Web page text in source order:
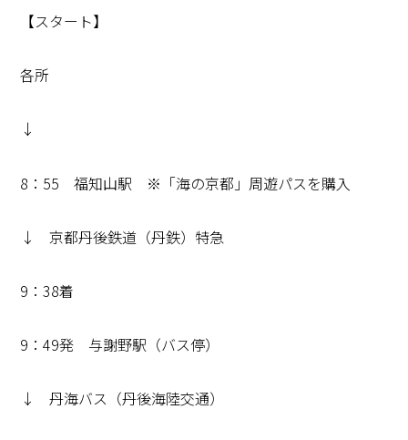
【スタート】
各所
↓
8：55 福知山駅 ※「海の京都」周遊パスを購入
↓ 京都丹後鉄道（丹鉄）特急
9：38着
9：49発 与謝野駅（バス停）
↓ 丹海バス（丹後海陸交通）